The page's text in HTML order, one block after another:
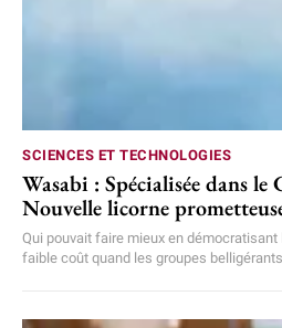
SCIENCES ET TECHNOLOGIES
Wasabi : Spécialisée dans
Nouvelle licorne
Qui pouvait faire mieux en
faible coût quand les groupes belligérants